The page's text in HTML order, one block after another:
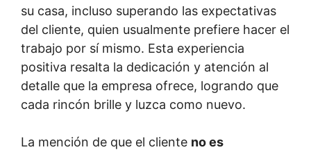
su casa, incluso superando las expectativas
del cliente, quien usualmente prefiere hacer el
trabajo por sí mismo. Esta experiencia
positiva resalta la dedicación y atención al
detalle que la empresa ofrece, logrando que
cada rincón brille y luzca como nuevo.
La mención de que el cliente no es